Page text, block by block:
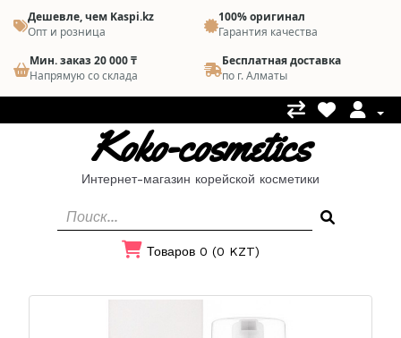
Дешевле, чем Kaspi.kz
Опт и розница
100% оригинал
Гарантия качества
Мин. заказ 20 000 ₸
Напрямую со склада
Бесплатная доставка
по г. Алматы
Koko-cosmetics
Интернет-магазин корейской косметики
Товаров 0 (0 KZT)